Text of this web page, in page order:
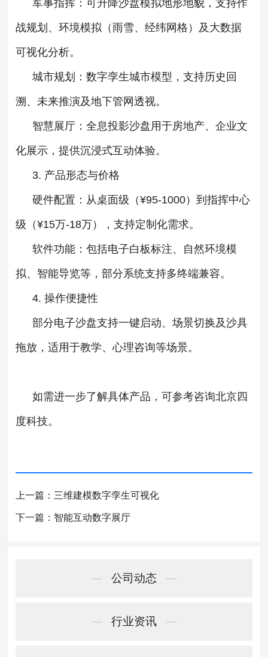
军事指挥‌：可升降沙盘模拟地形地貌，支持作
战规划、环境模拟（雨雪、经纬网格）及大数据
可视化分析‌。
城市规划‌：数字孪生城市模型，支持历史回
溯、未来推演及地下管网透视‌。
智慧展厅‌：全息投影沙盘用于房地产、企业文
化展示，提供沉浸式互动体验‌。
3. ‌产品形态与价格‌
硬件配置‌：从桌面级（¥95-1000）到指挥中心
级（¥15万-18万），支持定制化需求‌。
软件功能‌：包括电子白板标注、自然环境模
拟、智能导览等，部分系统支持多终端兼容‌。
4. ‌操作便捷性‌
部分电子沙盘支持一键启动、场景切换及沙具
拖放，适用于教学、心理咨询等场景‌。
如需进一步了解具体产品，可参考咨询北京四
度科技。
上一篇：三维建模数字孪生可视化
下一篇：智能互动数字展厅
—公司动态 —
—行业资讯 —